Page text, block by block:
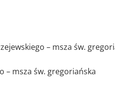
– msza św.
– msza św. gregoriańska